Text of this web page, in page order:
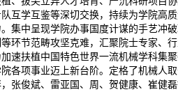
互学互鉴等深切交换，持续为学院高
集中呈现学院办事国度计谋的手艺冲
环节范畴攻坚克难，汇聚院士专家、
速扶植中国特色世界一流机械学科集
各项事业迈上新台阶。定格了机械人
张俊斌、雷亚国、周、贺健康、崔健